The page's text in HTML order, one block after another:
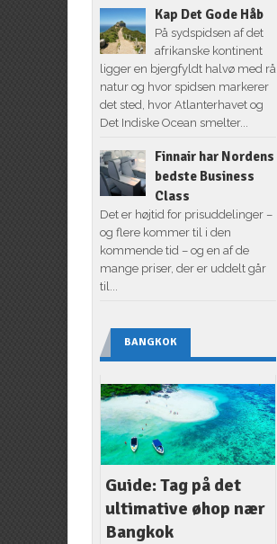
Kap Det Gode Håb
På sydspidsen af det
afrikanske kontinent
ligger en bjergfyldt halvø med rå
natur og hvor spidsen markerer
det sted, hvor Atlanterhavet og
Det Indiske Ocean smelter...
Finnair har Nordens
bedste Business
Class
Det er højtid for prisuddelinger –
og flere kommer til i den
kommende tid – og en af de
mange priser, der er uddelt går
til...
BANGKOK
Guide: Tag på det
ultimative øhop nær
Bangkok